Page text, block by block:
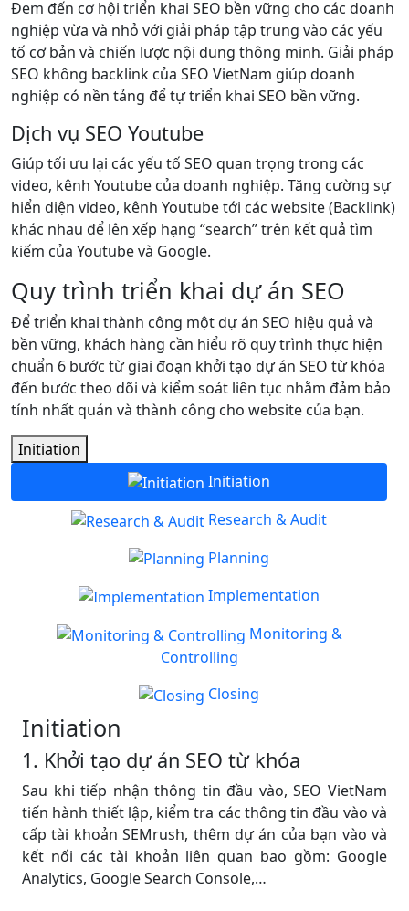
Đem đến cơ hội triển khai SEO bền vững cho các doanh
nghiệp vừa và nhỏ với giải pháp tập trung vào các yếu
tố cơ bản và chiến lược nội dung thông minh. Giải pháp
SEO không backlink của SEO VietNam giúp doanh
nghiệp có nền tảng để tự triển khai SEO bền vững.
Dịch vụ SEO Youtube
Giúp tối ưu lại các yếu tố SEO quan trọng trong các
video, kênh Youtube của doanh nghiệp. Tăng cường sự
hiển diện video, kênh Youtube tới các website (Backlink)
khác nhau để lên xếp hạng “search” trên kết quả tìm
kiếm của Youtube và Google.
Quy trình triển khai dự án SEO
Để triển khai thành công một dự án SEO hiệu quả và
bền vững, khách hàng cần hiểu rõ quy trình thực hiện
chuẩn 6 bước từ giai đoạn khởi tạo dự án SEO từ khóa
đến bước theo dõi và kiểm soát liên tục nhằm đảm bảo
tính nhất quán và thành công cho website của bạn.
Initiation
Initiation
Research & Audit
Planning
Implementation
Controlling
Closing
Initiation
1. Khởi tạo dự án SEO từ khóa
Sau khi tiếp nhận thông tin đầu vào, SEO VietNam
tiến hành thiết lập, kiểm tra các thông tin đầu vào và
cấp tài khoản SEMrush, thêm dự án của bạn vào và
kết nối các tài khoản liên quan bao gồm: Google
Analytics, Google Search Console,…